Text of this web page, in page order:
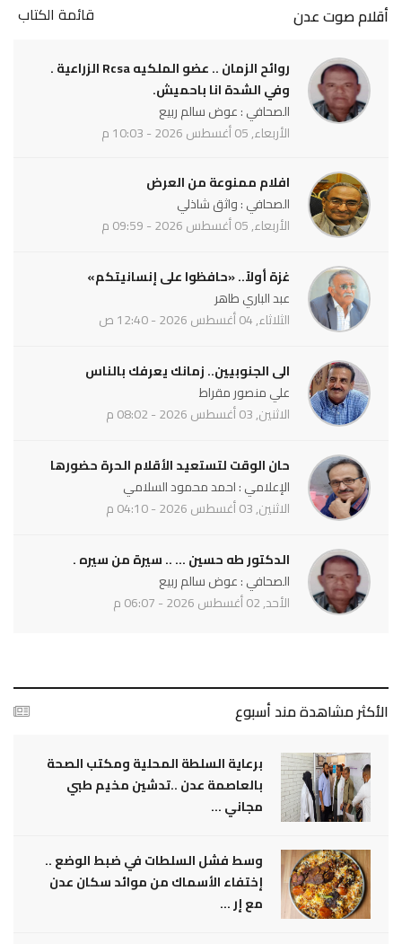
أقلام صوت عدن قائمة الكتاب
روائح الزمان .. عضو الملكيه Rcsa الزراعية .
وفي الشدة انا باحميش.
الصحافي : عوض سالم ربيع
الأربعاء, 05 أغسطس 2026 - 10:03 م
افلام ممنوعة من العرض
الصحافي : واثق شاذلي
الأربعاء, 05 أغسطس 2026 - 09:59 م
غزة أولاً.. «حافظوا على إنسانيتكم»
عبد الباري طاهر
الثلاثاء, 04 أغسطس 2026 - 12:40 ص
الى الجنوبيين.. زمانك يعرفك بالناس
علي منصور مقراط
الاثنين, 03 أغسطس 2026 - 08:02 م
حان الوقت لتستعيد الأقلام الحرة حضورها
الإعلامي : احمد محمود السلامي
الاثنين, 03 أغسطس 2026 - 04:10 م
الدكتور طه حسين ... .. سيرة من سيره .
الصحافي : عوض سالم ربيع
الأحد, 02 أغسطس 2026 - 06:07 م
الأكثر مشاهدة مند أسبوع
برعاية السلطة المحلية ومكتب الصحة
بالعاصمة عدن ..تدشين مخيم طبي
مجاني ...
وسط فشل السلطات في ضبط الوضع ..
إختفاء الأسماك من موائد سكان عدن
مع إر ...